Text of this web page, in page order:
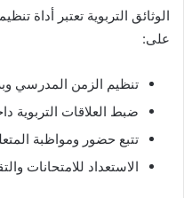
ي
ا
الوثائق التربوية تعتبر أداة
على:
تنظيم الزمن المدرسي
ضبط العلاقات التربوية
تتبع حضور ومواظبة
الاستعداد للامتحانات